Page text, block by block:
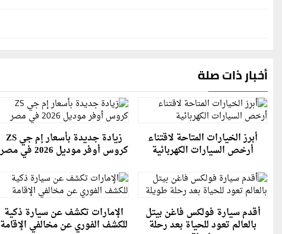
أخبار ذات صلة
أبرز الخيارات المتاحة لاقتناء
أرخص السيارات الكهربائية
زيادة جديدة بأسعار إم جي ZS
كروس أوفر موديل 2026 في مصر
أقدم سيارة فولكس فاغن بيتل
بالعالم تعود للحياة بعد رحلة
الإمارات تكشف عن سيارة ذكية
للكشف الفوري عن مخالفي الإقامة